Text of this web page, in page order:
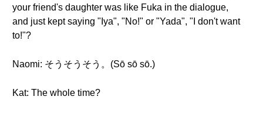
your friend's daughter was like Fuka in the dialogue,
and just kept saying "Iya", "No!" or "Yada", "I don't want
to!"?
Naomi: そうそうそう。(Sō sō sō.)
Kat: The whole time?